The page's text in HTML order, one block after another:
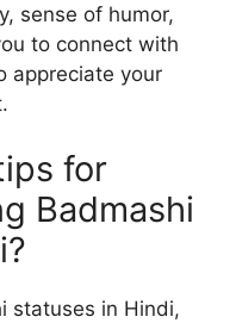
sense of humor,
to connect with
appreciate your
for
Badmashi
statuses in Hindi,